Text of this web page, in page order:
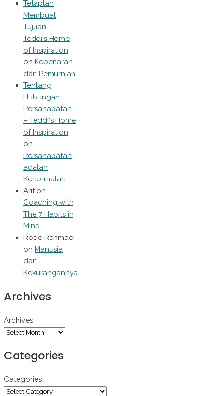
Tetaplah
Membuat
Tujuan –
Teddi's Home
of Inspiration
on Kebenaran
dan Pemurnian
Tentang
Hubungan:
Persahabatan
– Teddi's Home
of Inspiration
on
Persahabatan
adalah
Kehormatan
Arifon
Coaching with
The 7 Habits in
Mind
Rosie Rahmadi
on Manusia
dan
Kekurangannya
Archives
Archives
Categories
Categories